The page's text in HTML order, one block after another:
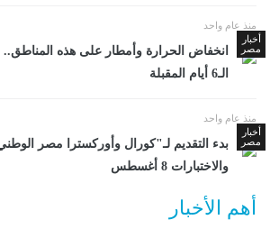
منذ عام واحد
أخبار
مصر
انخفاض الحرارة وأمطار على هذه
الـ6 أيام المقبلة
منذ عام واحد
أخبار
مصر
بدء التقديم لـ"كورال وأوركسترا مصر
والاختبارات 8 أغسطس
أهم الأخبار